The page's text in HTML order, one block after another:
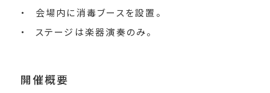
会場内に消毒ブースを設置。
ステージは楽器演奏のみ。
開催概要